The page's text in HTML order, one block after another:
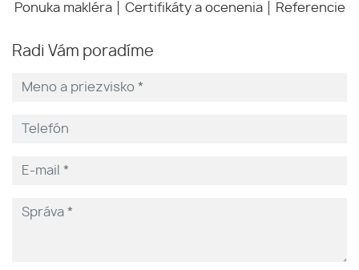
Ponuka makléra
Certifikáty a ocenenia Referencie
Radi Vám poradíme